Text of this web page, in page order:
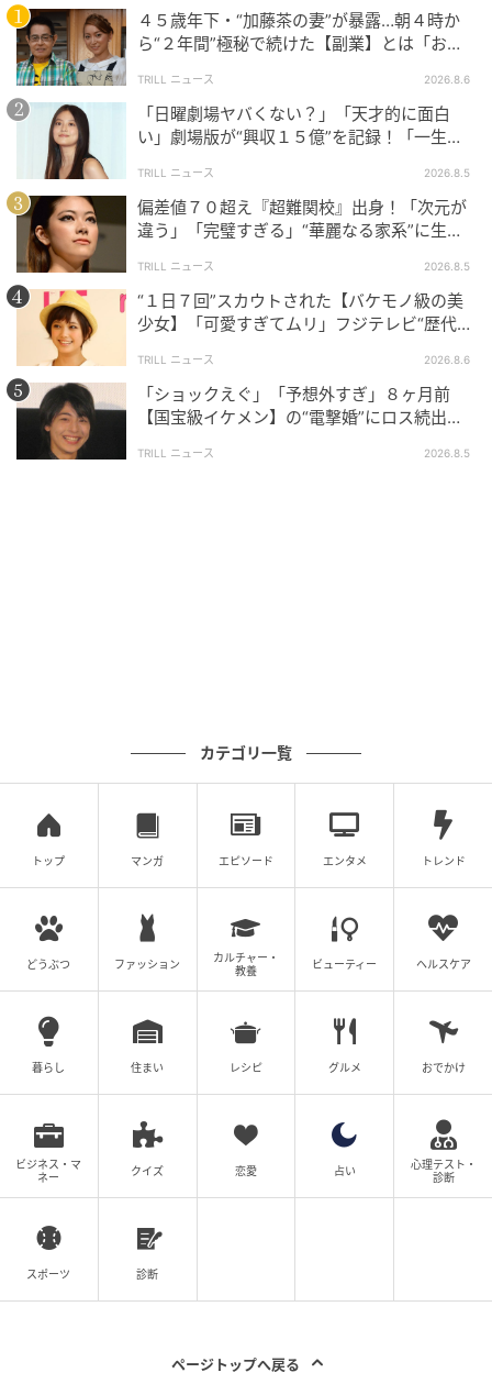
今回のアルバムで伝えたいメッセージやキーワード
は？
今回のアルバムでは特に、大衆の皆さんが僕を思い浮
かべた時のイメージやワードに自分を閉じ込めないよ
うにしました。まだ自分自身のことをよく分かってい
なくて、学びながら探している段階だと思い、今回の
アルバムを通じて「ユンサナって、こんなこともでき
るんだ」というメッセージを伝えたかったです。
今回のアルバムでは作詞・作曲はもちろん、アルバム
全体への参加度も高いと聞いています。特にこだわっ
た部分はありますか？
自分でも気づかないうちに、自分自身を閉じ込めてい
た音楽への固定観念を壊そうと努力しました。だから
『IDK ME』が作られた過程が一番印象に残っていま
はどんな人だと思いますか？」と聞かれました。その
時に僕が「自分でも自分がよく分からないです」と答
えたのですが、その一言からコンセプトが決まり、曲
が作られたというのが、今でも鮮明で不思議です。
カムバックを待っていてくれたファンへ一言！
10か月間、今回のアルバムを準備しながら、音楽的に
も、人間ユンサナとしても大きく成長できたと感じて
います。その分、変わった姿や新しい魅力をお見せで
ム名）たち、本当にありがとう。そして『NO
REASON』をたくさん愛してください。
次の記事
イミング
４５歳年下・“加藤茶の妻”が暴露…朝４時か
ら“２年間”極秘で続けた【副業】とは「お金
TRILL ニュース 2026.8.6
「日曜劇場ヤバくない？」「天才的に面白
い」劇場版が“興収１５億”を記録！「一生言
TRILL ニュース 2026.8.5
偏差値７０超え『超難関校』出身！「次元が
違う」「完璧すぎる」“華麗なる家系”に生ま
TRILL ニュース 2026.8.5
“１日７回”スカウトされた【バケモノ級の美
少女】「可愛すぎてムリ」フジテレビ“歴代N
TRILL ニュース 2026.8.6
「ショックえぐ」「予想外すぎ」８ヶ月前
【国宝級イケメン】の“電撃婚”にロス続出！
TRILL ニュース 2026.8.5
カテゴリ一覧
トップ マンガ エピソード エンタメ トレンド
どうぶつ ファッション
カルチャー・
教養
ビューティー ヘルスケア
暮らし 住まい レシピ グルメ おでかけ
ビジネス・マ
ネー
クイズ 恋愛 占い
心理テスト・
診断
スポーツ 診断
ページトップへ戻る